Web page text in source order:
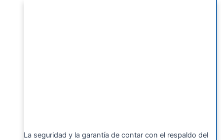
La seguridad y la garantía de contar con el respaldo del